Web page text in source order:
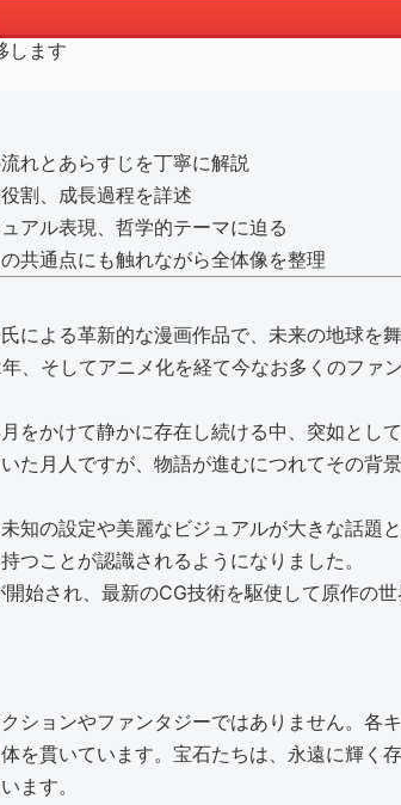
します
れとあらすじを丁寧に解説
割、成長過程を詳述
アル表現、哲学的テーマに迫る
共通点にも触れながら全体像を整理
氏による革新的な漫画作品で、未来の地球
、そしてアニメ化を経て今なお多くのファ
をかけて静かに存在し続ける中、突如とし
た月人ですが、物語が進むにつれてその背
知の設定や美麗なビジュアルが大きな話
つことが認識されるようになりました。
始され、最新のCG技術を駆使して原作の
クションやファンタジーではありません。
を貫いています。宝石たちは、永遠に輝
ます。